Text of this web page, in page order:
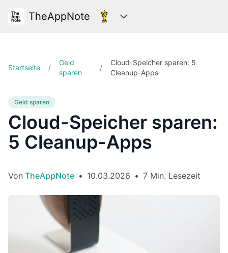
TheAppNote Kategorien
Startseite /
Geld
sparen
/
Cloud-Speicher sparen: 5
Cleanup-Apps
Geld sparen
Cloud-Speicher sparen:
5 Cleanup-Apps
Von TheAppNote • 10.03.2026 • 7 Min. Lesezeit